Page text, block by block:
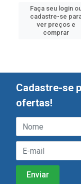
Faça seu login
cadastre-se
ver preços e
comprar
Cadastre-se
ofertas!